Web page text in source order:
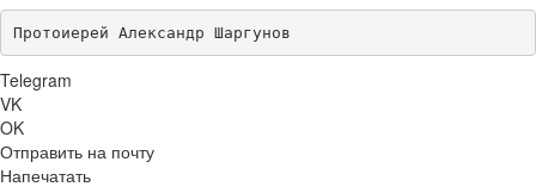
Протоиерей Александр Шаргунов
Telegram
VK
OK
Отправить на почту
Напечатать